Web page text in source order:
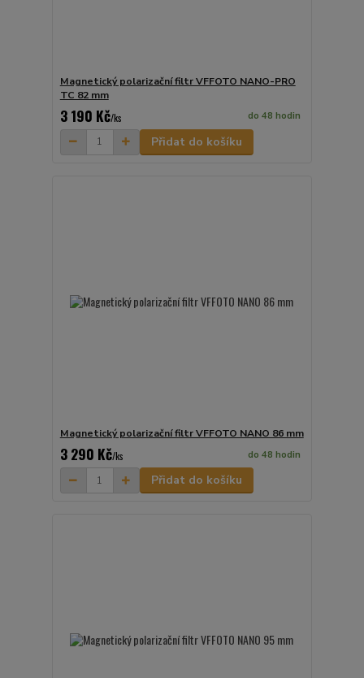
Magnetický polarizační filtr VFFOTO NANO-PRO
TC 82 mm
3 190 Kč/ks do 48 hodin
Přidat do košíku
Magnetický polarizační filtr VFFOTO NANO 86 mm
3 290 Kč/ks do 48 hodin
Přidat do košíku